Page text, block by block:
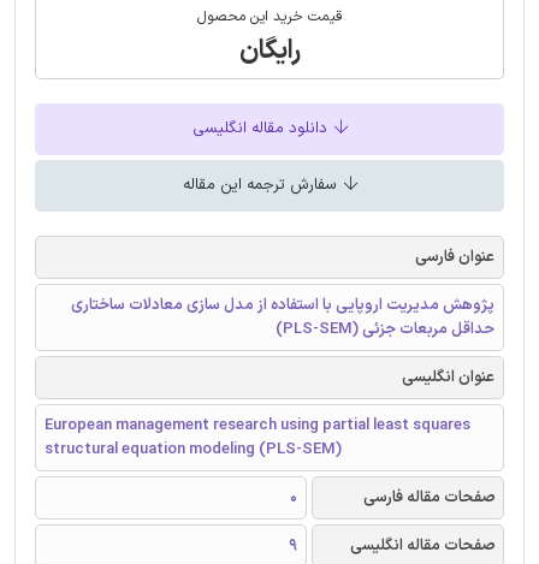
قیمت خرید این محصول
رایگان
دانلود مقاله انگلیسی
سفارش ترجمه این مقاله
عنوان فارسی
پژوهش مدیریت اروپایی با استفاده از مدل سازی معادلات ساختاری
حداقل مربعات جزئی (PLS-SEM)
عنوان انگلیسی
European management research using partial least squares
structural equation modeling (PLS-SEM)
صفحات مقاله فارسی
0
صفحات مقاله انگلیسی
9